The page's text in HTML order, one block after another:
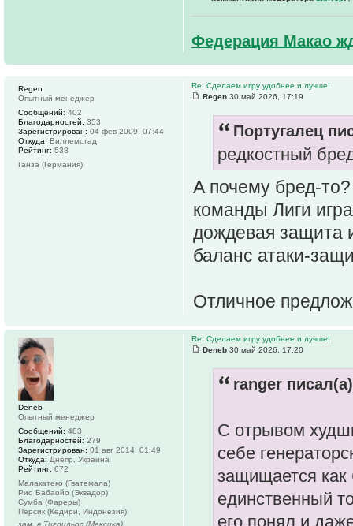
Федерация Макао
Re: Сделаем игру удобнее и лучше!
Regen 30 май 2026, 17:19
Португалец
редкостный
А почему бред-
команды Лиги
дождевая защита
баланс атаки-
Отличное
Regen
Опытный менеджер
Сообщений: 402
Благодарностей: 353
Зарегистрирован: 04 фев 2009, 07:44
Откуда: Виллемстад
Рейтинг: 538
Ганза (Германия)
Re: Сделаем игру удобнее и лучше!
Deneb 30 май 2026, 17:20
ranger
С отрывом
себе
защищается как
единственный
его понял и
Deneb
Опытный менеджер
Сообщений: 483
Благодарностей: 279
Зарегистрирован: 01 авг 2014, 01:49
Откуда: Днепр, Украина
Рейтинг: 672
Малакатеко (Гватемала)
Рио Бабаойо (Эквадор)
Сумба (Фареры)
Персик (Кедири, Индонезия)
зам. в Тигрильос (Мексика)